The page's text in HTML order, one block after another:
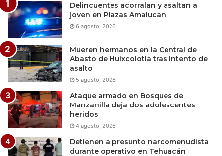
Delincuentes acorralan y asaltan a
joven en Plazas Amalucan
6 agosto, 2026
Mueren hermanos en la Central de
Abasto de Huixcolotla tras intento de
asalto
5 agosto, 2026
Ataque armado en Bosques de
Manzanilla deja dos adolescentes
heridos
4 agosto, 2026
Detienen a presunto narcomenudista
durante operativo en Tehuacán